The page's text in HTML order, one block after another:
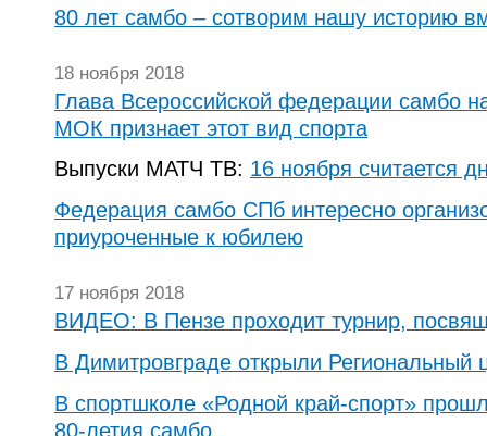
80 лет самбо – сотворим нашу историю
18 ноября 2018
Глава Всероссийской федерации самбо
МОК признает этот вид спорта
Выпуски МАТЧ ТВ: 16 ноября считается
Федерация самбо СПб интересно
приуроченные к юбилею
17 ноября 2018
ВИДЕО: В Пензе проходит турнир,
В Димитровграде открыли Региональный
В спортшколе «Родной край-спорт»
80-летия самбо